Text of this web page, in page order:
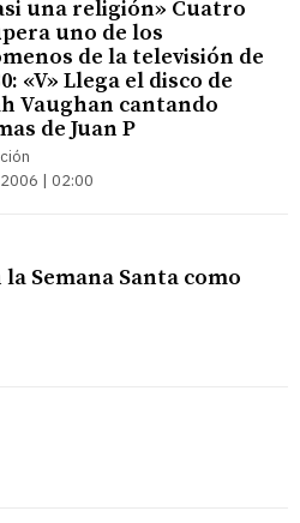
una religión» Cuatro
uno de los
de la televisión de
«V» Llega el disco de
Vaughan cantando
de Juan P
| 02:00
Semana Santa como